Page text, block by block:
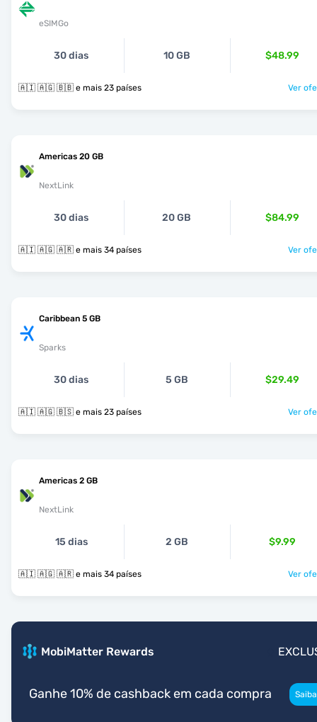
eSIMGo
30 dias 10 GB $48.99
🇦🇮 🇦🇬 🇧🇧 e mais 23 países Ver
Americas 20 GB
NextLink
30 dias 20 GB $84.99
🇦🇮 🇦🇬 🇦🇷 e mais 34 países Ver
Caribbean 5 GB
Sparks
30 dias 5 GB $29.49
🇦🇮 🇦🇬 🇧🇸 e mais 23 países Ver
Americas 2 GB
NextLink
15 dias 2 GB $9.99
🇦🇮 🇦🇬 🇦🇷 e mais 34 países Ver
MobiMatter Rewards
Ganhe 10% de cashback em cada compra